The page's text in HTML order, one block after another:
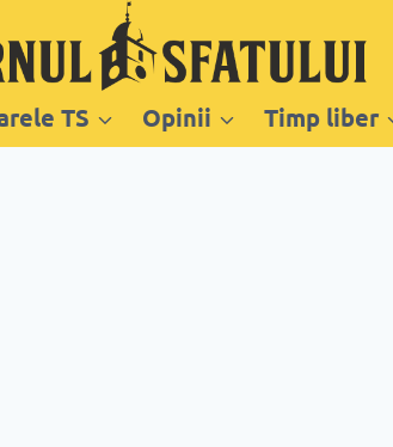
TS Opinii Timp liber